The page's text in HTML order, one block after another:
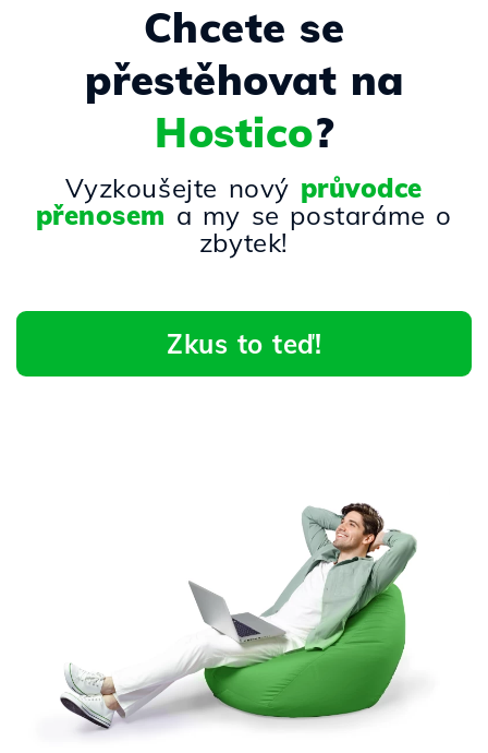
Chcete se
přestěhovat na
Hostico?
Vyzkoušejte nový průvodce
přenosem a my se postaráme o
zbytek!
Zkus to teď!